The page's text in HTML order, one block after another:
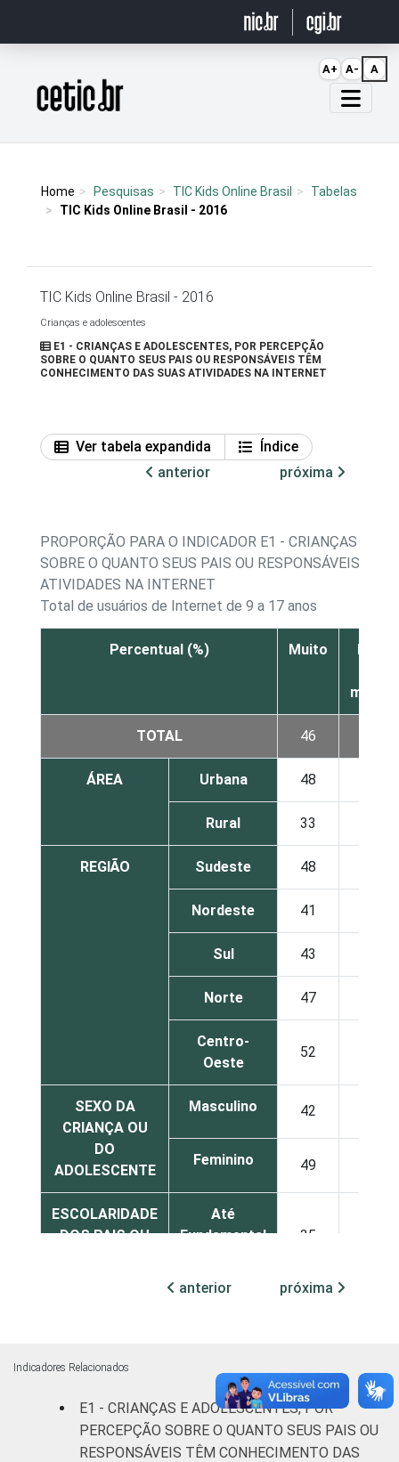
Página inicial
Home Pesquisas TIC Kids Online Brasil
Tabelas
TIC Kids Online Brasil - 2016
TIC Kids Online Brasil - 2016
Crianças e adolescentes
E1 - CRIANÇAS E ADOLESCENTES, POR PERCEPÇÃO
SOBRE O QUANTO SEUS PAIS OU RESPONSÁVEIS TÊM
CONHECIMENTO DAS SUAS ATIVIDADES NA INTERNET
Ver tabela expandida
Índice
anterior
próxima
PROPORÇÃO PARA O INDICADOR E1 - CRIANÇAS E
SOBRE O QUANTO SEUS PAIS OU RESPONSÁVEIS
ATIVIDADES NA INTERNET
Total de usuários de Internet de 9 a 17 anos
Percentual (%) Muito
Mais
menos
TOTAL 46
ÁREA Urbana 48
Rural 33
REGIÃO Sudeste 48
Nordeste 41
Sul 43
Norte 47
Centro-
Oeste
52
SEXO DA
CRIANÇA OU
DO
ADOLESCENTE
Masculino 42
Feminino 49
ESCOLARIDADE
DOS PAIS OU
Até
Fundamental
35
mais
53 41
FAIXA ETÁRIA
DA CRIANÇA
De 9 a 10
anos
64 31
anterior próxima
Indicadores Relacionados
E1 - CRIANÇAS E ADOLESCENTES, POR
PERCEPÇÃO SOBRE O QUANTO SEUS PAIS OU
RESPONSÁVEIS TÊM CONHECIMENTO DAS
A+ A- A